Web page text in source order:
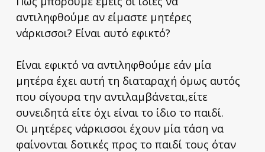
αντιληφθούμε αν είμαστε μητέρες
νάρκισσοι? Είναι αυτό εφικτό?
Είναι εφικτό να αντιληφθούμε εάν μία
μητέρα έχει αυτή τη διαταραχή όμως αυτός
που σίγουρα την αντιλαμβάνεται,είτε
συνειδητά είτε όχι είναι το ίδιο το παιδί.
Οι μητέρες νάρκισσοι έχουν μία τάση να
φαίνονται δοτικές προς το παιδί τους όταν